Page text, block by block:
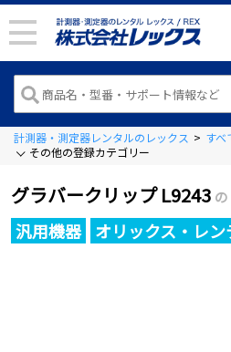
計測器・測定器レンタルのレックス > すべ
その他の登録カテゴリー
グラバークリップ L9243
汎用機器 オリックス・レ